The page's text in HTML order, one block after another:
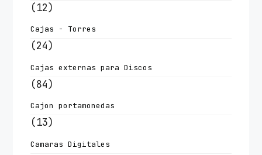
(12)
Cajas - Torres
(24)
Cajas externas para Discos
(84)
Cajon portamonedas
(13)
Camaras Digitales